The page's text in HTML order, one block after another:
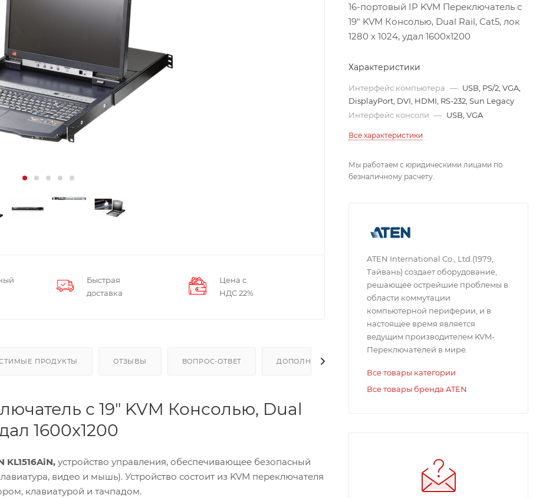
Быстрая
доставка
Цена с
НДС 22%
ПРОДУКТЫ ОТЗЫВЫ ВОПРОС-ОТВЕТ ДОПОЛНИТЕЛЬНО
с 19" KVM Консолью, Dual
1600x1200
KL1516AiN, устройство управления, обеспечивающее безопасный
видео и мышь). Устройство состоит из KVM переключателя
клавиатурой и тачпадом.
16-портовый IP KVM Переключатель с
19" KVM Консолью, Dual Rail, Cat5, лок
1280 x 1024, удал 1600x1200
Характеристики
Интерфейс компьютера — USB, PS/2, VGA,
DisplayPort, DVI, HDMI, RS-232, Sun Legacy
Интерфейс консоли — USB, VGA
Все характеристики
Мы работаем с юридическими лицами по
безналичному расчету.
ATEN International Co., Ltd.(1979,
Тайвань) создает оборудование,
решающее острейшие проблемы в
области коммутации
компьютерной периферии, и в
настоящее время является
ведущим производителем KVM-
Переключателей в мире.
Все товары категории
Все товары бренда ATEN